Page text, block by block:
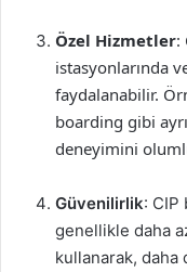
Özel Hizmetler:
istasyonlarında
faydalanabilir.
boarding gibi
deneyimini
Güvenilirlik: CIP
genellikle daha
kullanarak, daha